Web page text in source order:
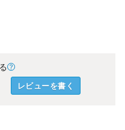
レビューを書く